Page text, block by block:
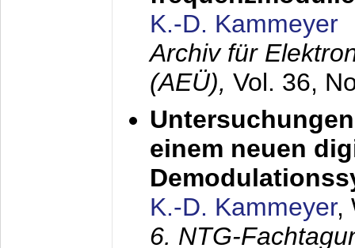
K.-D. Kammeyer
Archiv für
(AEÜ), Vol. 36,
einem neuen
K.-D. Kammeyer,
6. NTG-